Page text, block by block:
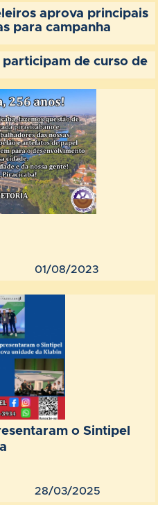
aprova principais
para campanha
de curso de
01/08/2023
o Sintipel
28/03/2025